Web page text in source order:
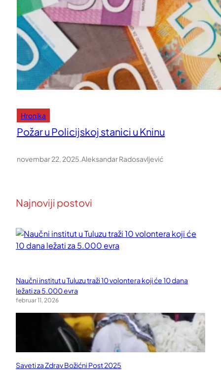
Hronika
Požar u Policijskoj stanici u Kninu
novembar 22, 2025.Aleksandar Radosavljević
Najnoviji postovi
Naučni institut u Tuluzu traži 10 volontera koji će 10 dana
ležati za 5.000 evra
februar 11, 2026
Saveti za Zdrav Božićni Post 2025